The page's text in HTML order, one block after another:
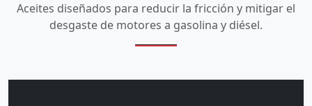
Aceites diseñados para reducir la fricción y mitigar el
desgaste de motores a gasolina y diésel.